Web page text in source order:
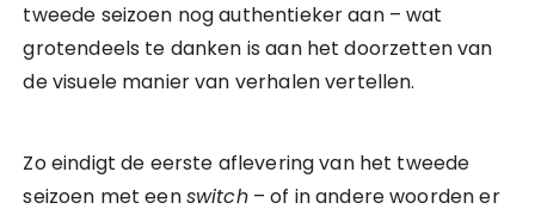
tweede seizoen nog authentieker aan – wat
grotendeels te danken is aan het doorzetten van
de visuele manier van verhalen vertellen.
Zo eindigt de eerste aflevering van het tweede
seizoen met eenswitch– of in andere woorden er